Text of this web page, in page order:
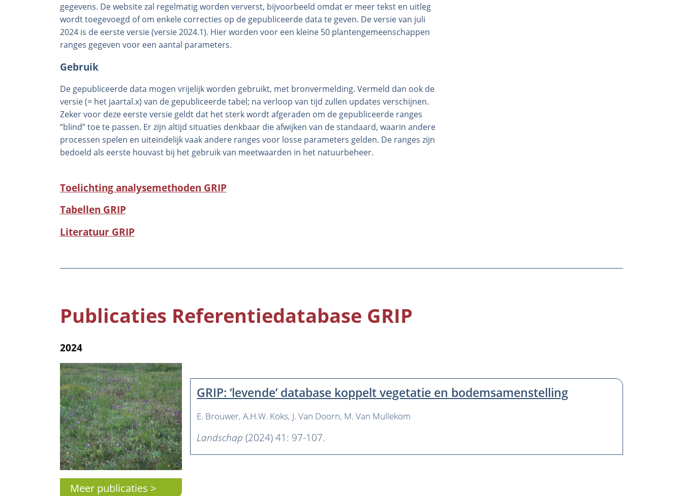
gegevens. De website zal regelmatig worden ververst, bijvoorbeeld omdat er meer tekst en uitleg
wordt toegevoegd of om enkele correcties op de gepubliceerde data te geven. De versie van juli
2024 is de eerste versie (versie 2024.1). Hier worden voor een kleine 50 plantengemeenschappen
ranges gegeven voor een aantal parameters.
Gebruik
De gepubliceerde data mogen vrijelijk worden gebruikt, met bronvermelding. Vermeld dan ook de
versie (= het jaartal.x) van de gepubliceerde tabel; na verloop van tijd zullen updates verschijnen.
Zeker voor deze eerste versie geldt dat het sterk wordt afgeraden om de gepubliceerde ranges
“blind” toe te passen. Er zijn altijd situaties denkbaar die afwijken van de standaard, waarin andere
processen spelen en uiteindelijk vaak andere ranges voor losse parameters gelden. De ranges zijn
bedoeld als eerste houvast bij het gebruik van meetwaarden in het natuurbeheer.
Toelichting analysemethoden GRIP
Tabellen GRIP
Literatuur GRIP
Publicaties Referentiedatabase GRIP
2024
GRIP: ‘levende’ database koppelt vegetatie en bodemsamenstelling
E. Brouwer A.H.W. Koks J. Van Doorn M. Van Mullekom
Landschap(2024) 41: 97-107.
Meer publicaties